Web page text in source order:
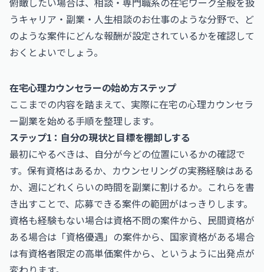
うキャリア・副業・人生相談のお仕事のような分野で、ど
のような案件にどんな報酬が設定されているかを確認して
おくとよいでしょう。
在宅心理カウンセラーの始め方ステップ
ここまでの内容を踏まえて、実際に在宅の心理カウンセラ
ー副業を始める手順を整理します。
ステップ1：自分の現状と目標を棚卸しする
最初にやるべきは、自分が今どの位置にいるかの確認で
す。保有資格はあるか、カウンセリングの実務経験はある
か、週にどれくらいの時間を副業に割けるか。これらを書
き出すことで、応募できる案件の範囲がはっきりします。
資格も経験もない場合は資格不問の案件から、民間資格が
ある場合は「資格優遇」の案件から、国家資格がある場合
は有資格者限定の高単価案件から、というように出発点が